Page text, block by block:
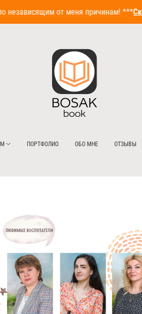
ПОРТФОЛИО ОБО МНЕ ОТЗЫВЫ
от меня причинам! ***